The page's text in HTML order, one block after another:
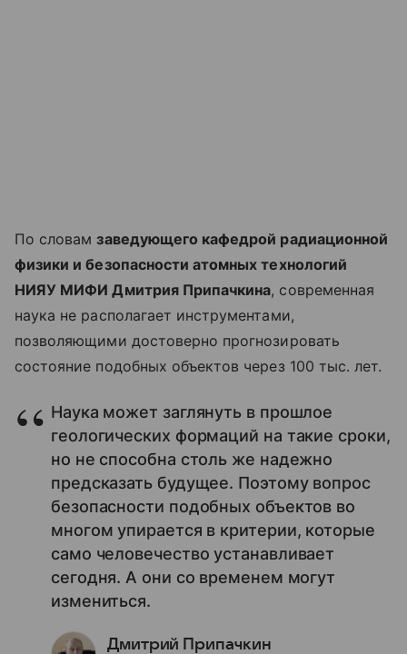
По словамзаведующего кафедрой радиационной
физики и безопасности атомных технологий
НИЯУ МИФИ Дмитрия Припачкина, современная
наука не располагает инструментами,
позволяющими достоверно прогнозировать
состояние подобных объектов через 100 тыс. лет.
Наука может заглянуть в прошлое
геологических формаций на такие сроки,
но не способна столь же надежно
предсказать будущее. Поэтому вопрос
безопасности подобных объектов во
многом упирается в критерии, которые
само человечество устанавливает
сегодня. А они со временем могут
измениться.
Дмитрий Припачкин